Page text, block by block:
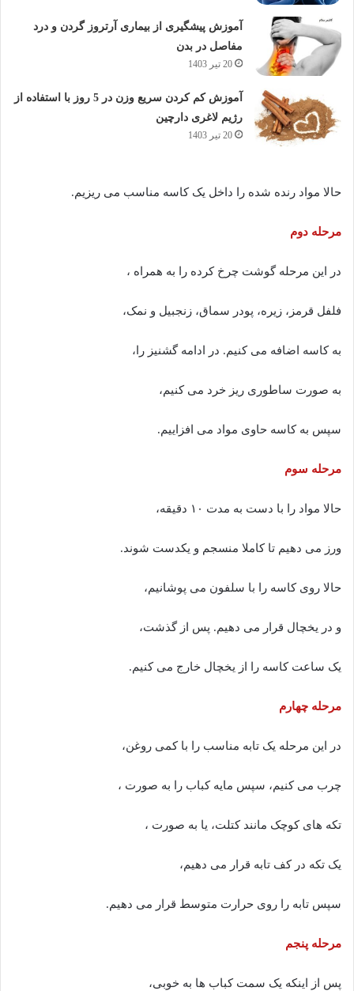
آموزش پیشگیری از بیماری آرتروز گردن و درد
مفاصل در بدن
20 تیر 1403
آموزش کم کردن سریع وزن در 5 روز با استفاده از
رژیم لاغری دارچین
20 تیر 1403
حالا مواد رنده شده را داخل یک کاسه مناسب می ریزیم.
مرحله دوم
در این مرحله گوشت چرخ کرده را به همراه ،
فلفل قرمز، زیره، پودر سماق، زنجبیل و نمک،
به کاسه اضافه می کنیم. در ادامه گشنیز را،
به صورت ساطوری ریز خرد می کنیم،
سپس به کاسه حاوی مواد می افزاییم.
مرحله سوم
حالا مواد را با دست به مدت ۱۰ دقیقه،
ورز می دهیم تا کاملا منسجم و یکدست شوند.
حالا روی کاسه را با سلفون می پوشانیم،
و در یخچال قرار می دهیم. پس از گذشت،
یک ساعت کاسه را از یخچال خارج می کنیم.
مرحله چهارم
در این مرحله یک تابه مناسب را با کمی روغن،
چرب می کنیم، سپس مایه کباب را به صورت ،
تکه های کوچک مانند کتلت، یا به صورت ،
یک تکه در کف تابه قرار می دهیم،
سپس تابه را روی حرارت متوسط قرار می دهیم.
مرحله پنجم
پس از اینکه یک سمت کباب ها به خوبی،